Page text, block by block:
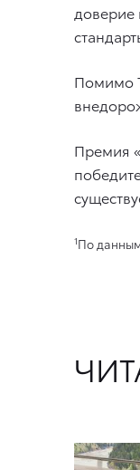
доверие
Помимо
Премия
1По данным